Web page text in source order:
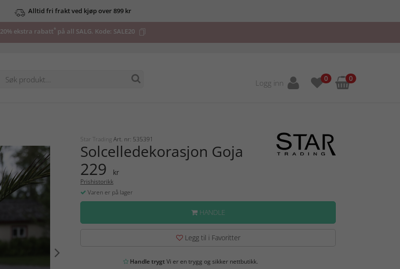
Alltid fri frakt ved kjøp over 899 kr
20% ekstra rabatt* på all SALG. Kode: SALE20
Logg inn 0 0
Star Trading Art. nr: 535391
Solcelledekorasjon Goja
229 kr
Prishistorikk
Varen er på lager
HANDLE
Legg til i Favoritter
Handle trygtVi er en trygg og sikker nettbutikk.